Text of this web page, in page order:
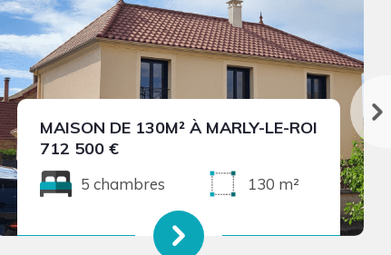
MAISON DE 130M² À MARLY-LE-ROI
712 500 €
5 chambres 130 m²